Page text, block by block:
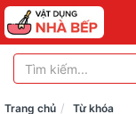
Trang chủ Từ khóa